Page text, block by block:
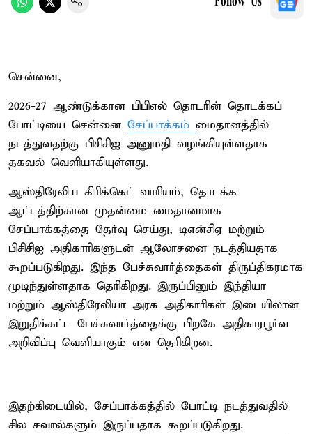
சென்னை,
2026-27 ஆண்டுக்கான பிபிஎல் தொடரின் தொடக்கப்
போட்டியை சென்னை சேப்பாக்கம் மைதானத்தில்
நடத்துவதற்கு பிசிசிஐ அனுமதி வழங்கியுள்ளதாக
தகவல் வெளியாகியுள்ளது.
ஆஸ்திரேலிய கிரிக்கெட் வாரியம், தொடக்க
ஆட்டத்திற்கான முதன்மை மைதானமாக
சேப்பாக்கத்தை தேர்வு செய்து, டிஎன்சிஏ மற்றும்
பிசிசிஐ அதிகாரிகளுடன் ஆலோசனை நடத்தியதாக
கூறப்படுகிறது. இந்த பேச்சுவார்த்தைகள் திருப்திகரமாக
முடிந்துள்ளதாக தெரிகிறது. இருப்பினும் இந்தியா
மற்றும் ஆஸ்திரேலியா அரசு அதிகாரிகள் இடையிலான
இறுதிக்கட்ட பேச்சுவார்த்தைக்கு பிறகே அதிகாரபூர்வ
அறிவிப்பு வெளியாகும் என தெரிகிறன.
இதற்கிடையில், சேப்பாக்கத்தில் போட்டி நடத்துவதில்
சில சவால்களும் இருப்பதாக கூறப்படுகிறது.